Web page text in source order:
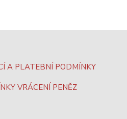
A PLATEBNÍ PODMÍNKY
VRÁCENÍ PENĚZ